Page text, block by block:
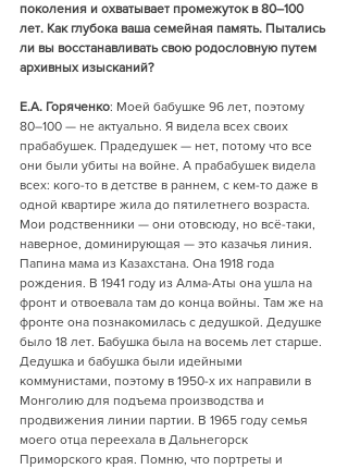
поколения и охватывает промежуток в 80–100
лет. Как глубока ваша семейная память. Пытались
ли вы восстанавливать свою родословную путем
архивных изысканий?
Е.А. Горяченко: Моей бабушке 96 лет, поэтому
80–100 — не актуально. Я видела всех своих
прабабушек. Прадедушек — нет, потому что все
они были убиты на войне. А прабабушек видела
всех: кого-то в детстве в раннем, с кем-то даже в
одной квартире жила до пятилетнего возраста.
Мои родственники — они отовсюду, но всё-таки,
наверное, доминирующая — это казачья линия.
Папина мама из Казахстана. Она 1918 года
рождения. В 1941 году из Алма-Аты она ушла на
фронт и отвоевала там до конца войны. Там же на
фронте она познакомилась с дедушкой. Дедушке
было 18 лет. Бабушка была на восемь лет старше.
Дедушка и бабушка были идейными
коммунистами, поэтому в 1950-х их направили в
Монголию для подъема производства и
продвижения линии партии. В 1965 году семья
моего отца переехала в Дальнегорск
Приморского края. Помню, что портреты и